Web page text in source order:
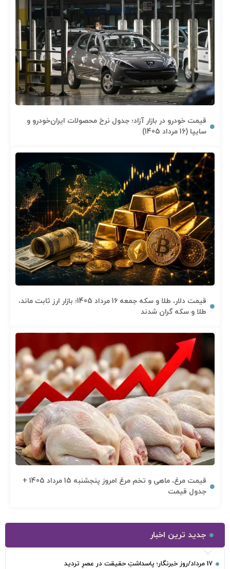
قیمت خودرو در بازار آزاد؛ جدول نرخ محصولات ایران‌خودرو و
سایپا (16 مرداد 1405)
قیمت دلار، طلا و سکه جمعه 16 مرداد 1405؛ بازار ارز ثابت ماند،
طلا و سکه گران شدند
قیمت مرغ، ماهی و تخم مرغ امروز پنجشنبه 15 مرداد 1405 +
جدول قیمت
جدید ترین اخبار
17 مرداد/روز خبرنگار؛ پاسداشتِ حقیقت در عصرِ تردید